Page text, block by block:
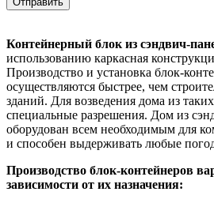
Контейнерный блок из сэндвич-
использованию каркасная
Производство и установка блок-
осуществляются быстрее, чем
зданий. Для возведения дома из
специальные разрешения. Дом из
оборудован всем необходимым для
и способен выдерживать любые
Производство блок-контейнеров
зависимости от их назначения: